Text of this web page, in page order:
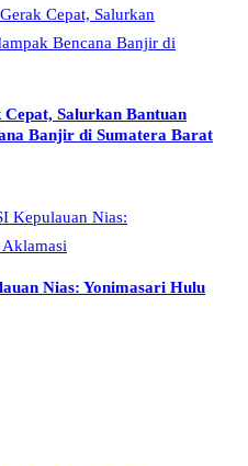
Salurkan Bantuan
Banjir di Sumatera Barat
Nias: Yonimasari Hulu